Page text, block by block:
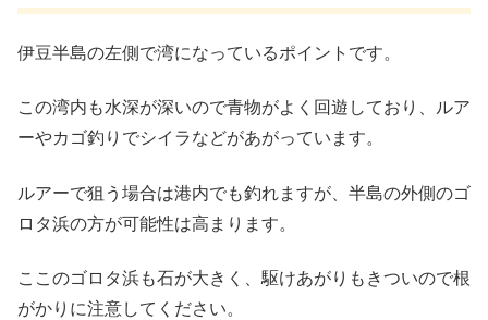
伊豆半島の左側で湾になっているポイントです。
この湾内も水深が深いので青物がよく回遊しており、ルア
ーやカゴ釣りでシイラなどがあがっています。
ルアーで狙う場合は港内でも釣れますが、半島の外側のゴ
ロタ浜の方が可能性は高まります。
ここのゴロタ浜も石が大きく、駆けあがりもきついので根
がかりに注意してください。